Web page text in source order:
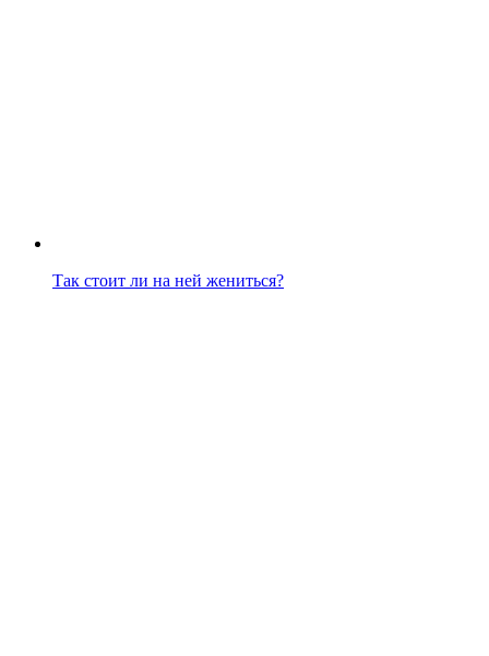
Так стоит ли на ней жениться?